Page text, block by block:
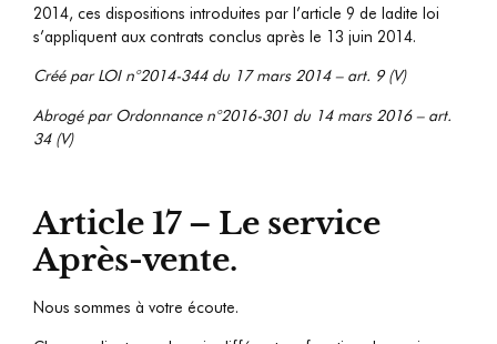
2014, ces dispositions introduites par l’article 9 de ladite loi
s’appliquent aux contrats conclus après le 13 juin 2014.
Créé par LOI n°2014-344 du 17 mars 2014 – art. 9 (V)
Abrogé par Ordonnance n°2016-301 du 14 mars 2016 – art.
34 (V)
Article 17 – Le service
Après-vente.
Nous sommes à votre écoute.